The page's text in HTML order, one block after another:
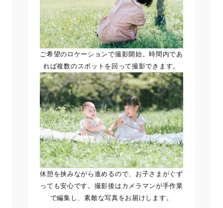
ご希望のロケーションで撮影開始。時間内であ
れば複数のスポットを回って撮影できます。
休憩を挟みながら進めるので、お子さまがぐず
っても安心です。撮影後はカメラマンが手作業
で編集し、素敵な写真をお届けします。